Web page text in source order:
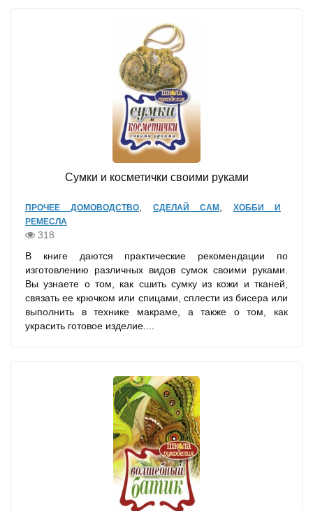
Сумки и косметички своими руками
ПРОЧЕЕ ДОМОВОДСТВО СДЕЛАЙ САМ
ХОББИ И
РЕМЕСЛА
318
В книге даются практические рекомендации по
изготовлению различных видов сумок своими руками.
Вы узнаете о том, как сшить сумку из кожи и тканей,
связать ее крючком или спицами, сплести из бисера или
выполнить в технике макраме, а также о том, как
украсить готовое изделие....